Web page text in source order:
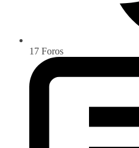
17 Foros